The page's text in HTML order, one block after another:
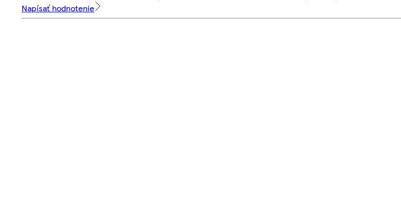
Napísať hodnotenie